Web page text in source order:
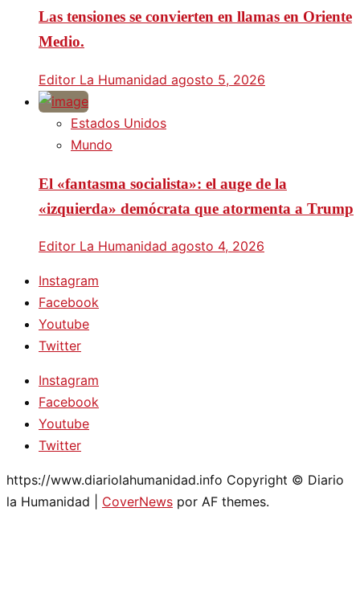
Las tensiones se convierten en llamas en Oriente
Medio.
Editor La Humanidad agosto 5, 2026
Estados Unidos
Mundo
El «fantasma socialista»: el auge de la
«izquierda» demócrata que atormenta a Trump
Editor La Humanidad agosto 4, 2026
Instagram
Facebook
Youtube
Twitter
Instagram
Facebook
Youtube
Twitter
https://www.diariolahumanidad.info Copyright © Diario
la Humanidad
CoverNews por AF themes.